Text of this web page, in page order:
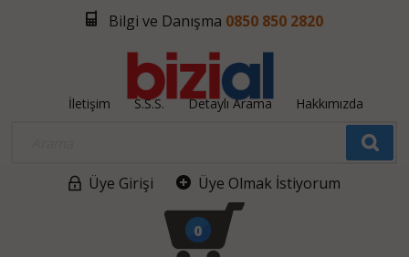
Bilgi ve Danışma 0850 850 2820
İletişim S.S.S. Detaylı Arama Hakkımızda
Üye Girişi Üye Olmak İstiyorum
0